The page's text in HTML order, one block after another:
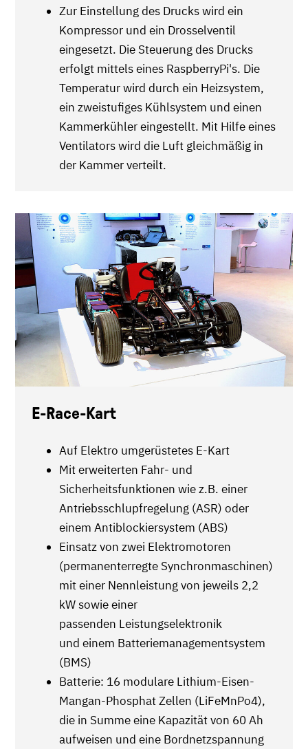
Zur Einstellung des Drucks wird ein
Kompressor und ein Drosselventil
eingesetzt. Die Steuerung des Drucks
erfolgt mittels eines RaspberryPi's. Die
Temperatur wird durch ein Heizsystem,
ein zweistufiges Kühlsystem und einen
Kammerkühler eingestellt. Mit Hilfe eines
Ventilators wird die Luft gleichmäßig in
der Kammer verteilt.
E-Race-Kart
Auf Elektro umgerüstetes E-Kart
Mit erweiterten Fahr- und
Sicherheitsfunktionen wie z.B. einer
Antriebsschlupfregelung (ASR) oder
einem Antiblockiersystem (ABS)
Einsatz von zwei Elektromotoren
(permanenterregte Synchronmaschinen)
mit einer Nennleistung von jeweils 2,2
kW sowie einer
passenden Leistungselektronik
und einem Batteriemanagementsystem
(BMS)
Batterie: 16 modulare Lithium-Eisen-
Mangan-Phosphat Zellen (LiFeMnPo4),
die in Summe eine Kapazität von 60 Ah
aufweisen und eine Bordnetzspannung